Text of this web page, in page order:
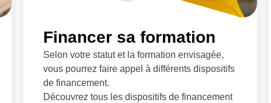
Financer sa formation
Selon votre statut et la formation envisagée,
vous pourrez faire appel à différents dispositifs
de financement.
Découvrez tous les dispositifs de financement